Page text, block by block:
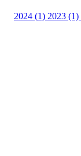
2024 (1) 2023 (1)